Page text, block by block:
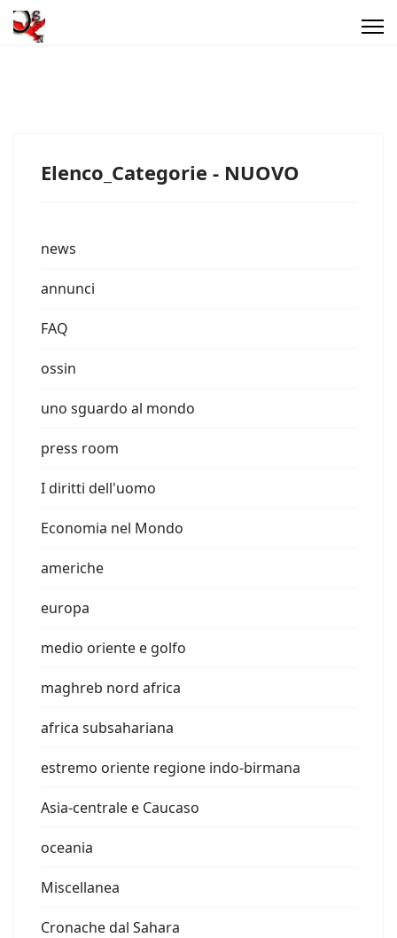
Elenco_Categorie - NUOVO
news
annunci
FAQ
ossin
uno sguardo al mondo
press room
I diritti dell'uomo
Economia nel Mondo
americhe
europa
medio oriente e golfo
maghreb nord africa
africa subsahariana
estremo oriente regione indo-birmana
Asia-centrale e Caucaso
oceania
Miscellanea
Cronache dal Sahara